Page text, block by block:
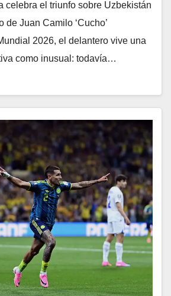
celebra el triunfo sobre Uzbekistán
de Juan Camilo ‘Cucho’
2026, el delantero vive una
como inusual: todavía…